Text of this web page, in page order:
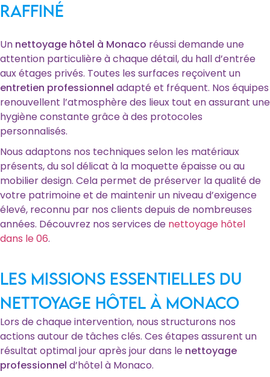
raffiné
Un nettoyage hôtel à Monaco réussi demande une
attention particulière à chaque détail, du hall d’entrée
aux étages privés. Toutes les surfaces reçoivent un
entretien professionnel adapté et fréquent. Nos équipes
renouvellent l’atmosphère des lieux tout en assurant une
hygiène constante grâce à des protocoles
personnalisés.
Nous adaptons nos techniques selon les matériaux
présents, du sol délicat à la moquette épaisse ou au
mobilier design. Cela permet de préserver la qualité de
votre patrimoine et de maintenir un niveau d’exigence
élevé, reconnu par nos clients depuis de nombreuses
années. Découvrez nos services de nettoyage hôtel
dans le 06.
Les missions essentielles du
nettoyage hôtel à Monaco
Lors de chaque intervention, nous structurons nos
actions autour de tâches clés. Ces étapes assurent un
résultat optimal jour après jour dans le nettoyage
professionnel d’hôtel à Monaco.